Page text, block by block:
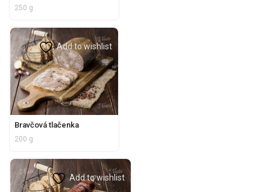
250 g
Add to wishlist
Bravčová tlačenka
200 g
Add to wishlist